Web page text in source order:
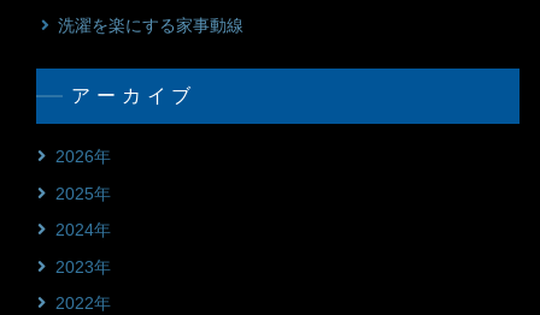
洗濯を楽にする家事動線
アーカイブ
2026年
2025年
2024年
2023年
2022年